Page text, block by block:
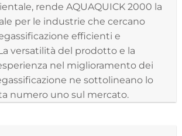
rende AQUAQUICK 2000 la
per le industrie che cercano
efficienti e
versatilità del prodotto e la
nel miglioramento dei
ne sottolineano lo
numero uno sul mercato.